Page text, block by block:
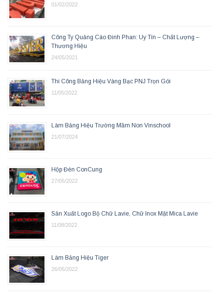
01/02/2022
Công Ty Quảng Cáo Đinh Phan: Uy Tín – Chất Lượng –
Thương Hiệu
24/05/2021
Thi Công Bảng Hiệu Vàng Bạc PNJ Trọn Gói
11/05/2022
Làm Bảng Hiệu Trường Mầm Non Vinschool
21/07/2024
Hộp Đèn ConCung
27/05/2022
Sản Xuất Logo Bộ Chữ Lavie, Chữ Inox Mặt Mica Lavie
11/08/2022
Làm Bảng Hiệu Tiger
26/05/2022